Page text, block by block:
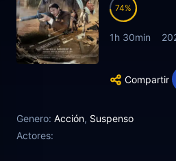
74
1h 30min
Compartir
Genero: Acción, Suspenso
Actores: